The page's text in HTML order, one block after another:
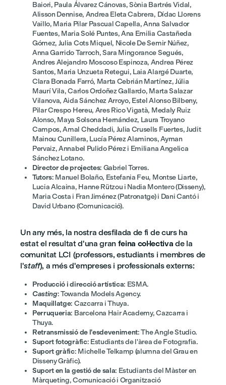
Baiori, Paula Álvarez Cánovas, Sònia Bartrés Vidal,
Alisson Dennise, Andrea Eleta Cabrera, Dídac Llorens
Vaillo, Maria Pilar Pascual Capella, Anna Salvador
Fuentes, Maria Solé Puntes, Ana Emilia Castañeda
Gómez, Julia Cots Miquel, Nicole De Semir Núñez,
Anna Garrido Tarroch, Sara Mingorance Segués,
Andres Alejandro Moscoso Espinoza, Andrea Pérez
Santos, Maria Unzueta Retegui, Laia Alargé Duarte,
Clara Bonada Farró, Marta Cebrián Martínez, Júlia
Maurí Vila, Carlos Ordoñez Gallardo, Marta Salazar
Vilanova, Aida Sánchez Arroyo, Estel Alonso Bilbeny,
Pilar Crespo Hereu, Ares Rico Vigatà, Medaly Ruiz
Alonso, Maya Solsona Hernández, Laura Troyano
Campos, Amal Cheddadi, Julia Crusells Fuertes, Judit
Mainou Cunillera, Lucía Pérez Alaminos, Ayman
Pervaiz, Annabel Pulido Pérez i Emiliana Angelica
Sánchez Lotano.
Director de projectes: Gabriel Torres.
Tutors: Manuel Bolaño, Estefania Feu, Montse Liarte,
Lucia Alcaina, Hanne Rützou i Nadia Montero (Disseny),
Maria Costa i Fran Jiménez (Patronatge) i Dani Cantó i
David Urbano (Comunicació).
Un any més, la nostra desfilada de fi de curs ha
estat el resultat d'una gran feina col·lectiva de la
comunitat LCI (professors, estudiants i membres de
l'staff), a més d'empreses i professionals externs:
Producció i direcció artística: ESMA.
Casting: Towanda Models Agency.
Maquillatge: Cazcarra i Thuya.
Perruqueria: Barcelona Hair Academy, Cazcarra i
Thuya.
Retransmissió de l'esdeveniment: The Angle Studio.
Suport fotogràfic: Estudiants de l'àrea de Fotografia.
Suport gràfic: Michelle Telkamp (alumna del Grau en
Disseny Gràfic).
Suport en la gestió de sala: Estudiants del Màster en
Màrqueting, Comunicació i Organització